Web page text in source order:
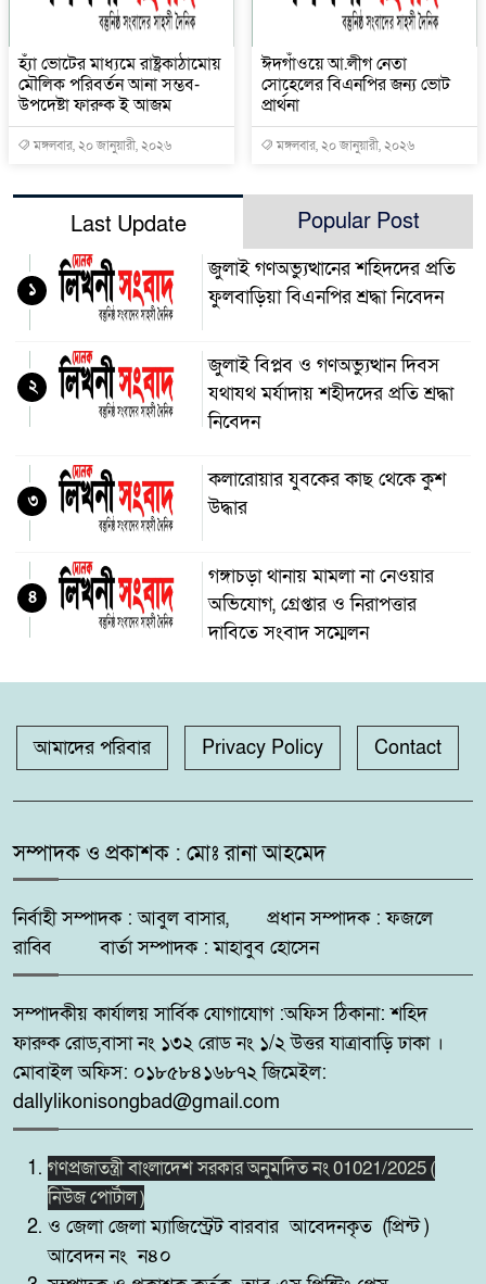
হ্যাঁ ভোটের মাধ্যমে রাষ্ট্রকাঠামোয়
মৌলিক পরিবর্তন আনা সম্ভব-
উপদেষ্টা ফারুক ই আজম
মঙ্গলবার, ২০ জানুয়ারী, ২০২৬
ঈদগাঁওয়ে আ.লীগ নেতা
সোহেলের বিএনপির জন্য ভোট
প্রার্থনা
মঙ্গলবার, ২০ জানুয়ারী, ২০২৬
Last Update Popular Post
জুলাই গণঅভ্যুত্থানের শহিদদের প্রতি
ফুলবাড়িয়া বিএনপির শ্রদ্ধা নিবেদন
১
জুলাই বিপ্লব ও গণঅভ্যুত্থান দিবস
যথাযথ মর্যাদায় শহীদদের প্রতি শ্রদ্ধা
নিবেদন
২
কলারোয়ার যুবকের কাছ থেকে কুশ
উদ্ধার
৩
গঙ্গাচড়া থানায় মামলা না নেওয়ার
অভিযোগ, গ্রেপ্তার ও নিরাপত্তার
দাবিতে সংবাদ সম্মেলন
৪
দুমকির আঙ্গারিয়ায় চেয়ারম্যান প্রার্থী
সচেতনতামূলক মিনি ফুটবল টুর্নামেন্ট
২০২৬ অনুষ্ঠিত
৬
সিলেট রেঞ্জের মধ্যে শ্রেষ্ট অফিসার
হিসেবে সম্মাননাপত্র গ্রহন করেন দিরাই
৭
মদনে প্রশাসনের অভিযানে নিষিদ্ধ
বেড়জাল ও চায়না জাল পুড়িয়ে ধ্বংস,
৮
ইউনিয়নের ১০ অসহায় পরিবারের
৯
১০
আমাদের পরিবার Privacy Policy Contact
সম্পাদক ও প্রকাশক : মোঃ রানা আহমেদ
নির্বাহী সম্পাদক : আবুল বাসার, প্রধান সম্পাদক : ফজলে
রাব্বি বার্তা সম্পাদক : মাহাবুব হোসেন
সম্পাদকীয় কার্যালয় সার্বিক যোগাযোগ :অফিস ঠিকানা: শহিদ
ফারুক রোড,বাসা নং ১৩২ রোড নং ১/২ উত্তর যাত্রাবাড়ি ঢাকা ।
মোবাইল অফিস: ০১৮৫৮৪১৬৮৭২ জিমেইল:
dallylikonisongbad@gmail.com
গণপ্রজাতন্ত্রী বাংলাদেশ সরকার অনুমদিত নং 01021/2025 (
নিউজ পোর্টাল )
ও জেলা জেলা ম্যাজিস্ট্রেট বারবার আবেদনকৃত (প্রিন্ট )
আবেদন নং ন৪০